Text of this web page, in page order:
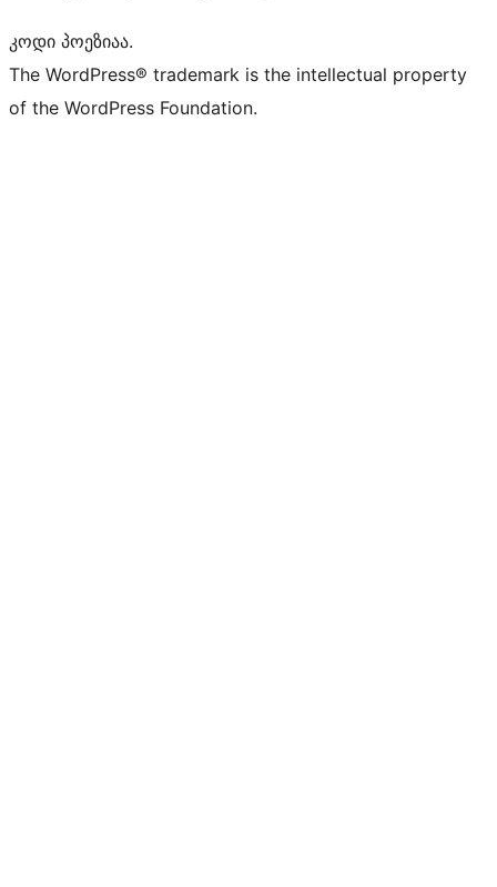
კოდი პოეზიაა.
The WordPress® trademark is the intellectual property
of the WordPress Foundation.